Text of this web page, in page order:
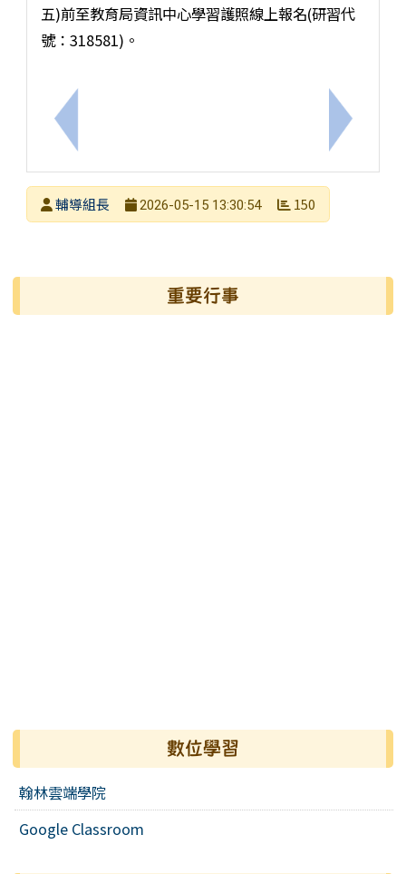
上一筆：轉知:(特教研習)115年度「自閉症個案研討
五)前至教育局資訊中心學習護照線上報名(研習代
號：318581)。
下一筆：
發布者
輔導組長
2026-05-15 13:30:54 150
左邊區域內容 重要行事
數位學習
翰林雲端學院
Google Classroom